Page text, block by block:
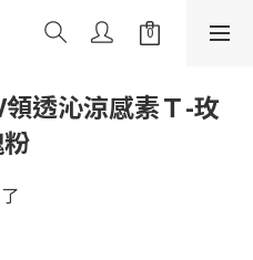
透沁涼感素Ｔ-玫